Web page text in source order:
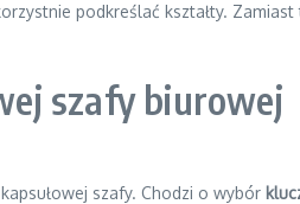
podkreślać kształty. Zamiast
szafy biurowej
szafy. Chodzi o wybór